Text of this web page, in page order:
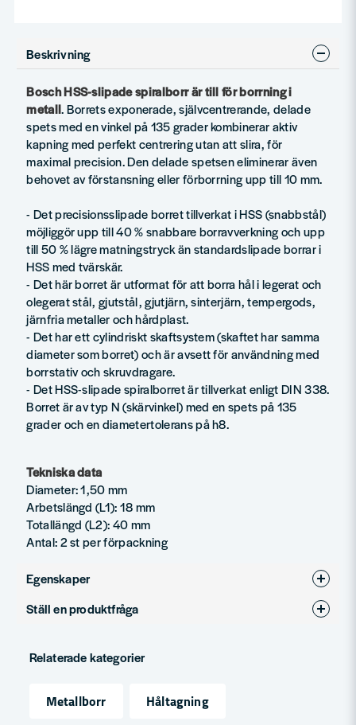
Beskrivning
Bosch HSS-slipade spiralborr är till för borrning i
metall. Borrets exponerade, självcentrerande, delade
spets med en vinkel på 135 grader kombinerar aktiv
kapning med perfekt centrering utan att slira, för
maximal precision. Den delade spetsen eliminerar även
behovet av förstansning eller förborrning upp till 10 mm.
- Det precisionsslipade borret tillverkat i HSS (snabbstål)
möjliggör upp till 40 % snabbare borravverkning och upp
till 50 % lägre matningstryck än standardslipade borrar i
HSS med tvärskär.
- Det här borret är utformat för att borra hål i legerat och
olegerat stål, gjutstål, gjutjärn, sinterjärn, tempergods,
järnfria metaller och hårdplast.
- Det har ett cylindriskt skaftsystem (skaftet har samma
diameter som borret) och är avsett för användning med
borrstativ och skruvdragare.
- Det HSS-slipade spiralborret är tillverkat enligt DIN 338.
Borret är av typ N (skärvinkel) med en spets på 135
grader och en diametertolerans på h8.
Tekniska data
Diameter: 1,50 mm
Arbetslängd (L1): 18 mm
Totallängd (L2): 40 mm
Antal: 2 st per förpackning
Egenskaper
Produkttyp
Ställ en produktfråga
Fråga oss något om denna produkten...
Relaterade kategorier
Metallborr
Håltagning